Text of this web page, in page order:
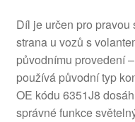
Díl je určen pro
strana u vozů s
původnímu provedení
používá původní typ
OE kódu 6351J8
správné funkce